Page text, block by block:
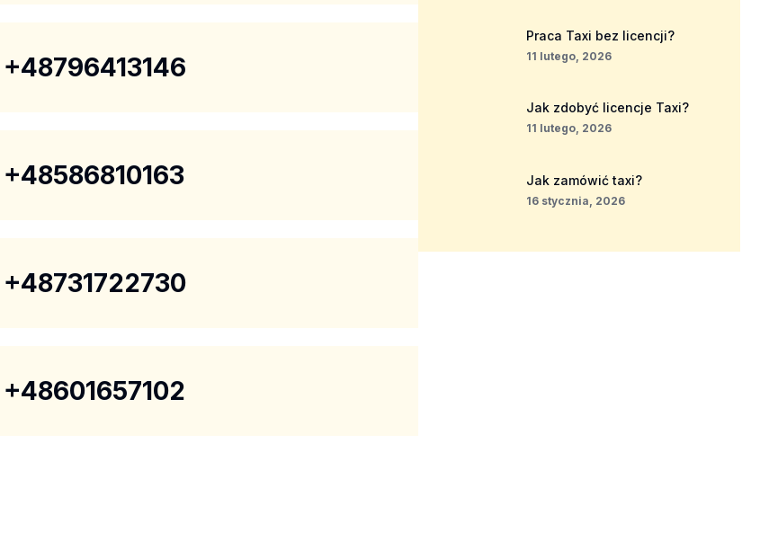
+48796413146
+48586810163
+48731722730
+48601657102
Praca Taxi bez licencji?
11 lutego, 2026
Jak zdobyć licencje Taxi?
11 lutego, 2026
Jak zamówić taxi?
16 stycznia, 2026